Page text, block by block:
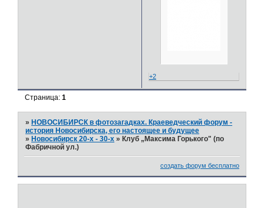
+2
Страница:1
»НОВОСИБИРСК в фотозагадках. Краеведческий форум -
история Новосибирска, его настоящее и будущее
»Новосибирск 20-х - 30-х »Клуб „Максима Горького" (по
Фабричной ул.)
создать форум бесплатно